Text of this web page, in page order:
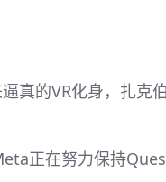
的VR化身，扎克伯
正在努力保持